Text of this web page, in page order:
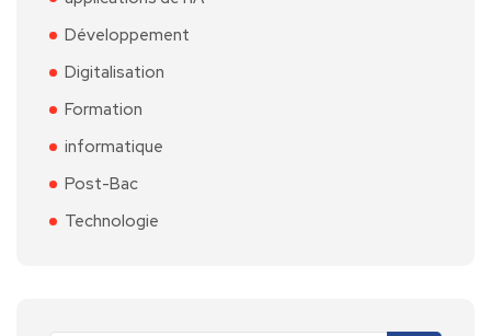
Développement
Digitalisation
Formation
informatique
Post-Bac
Technologie